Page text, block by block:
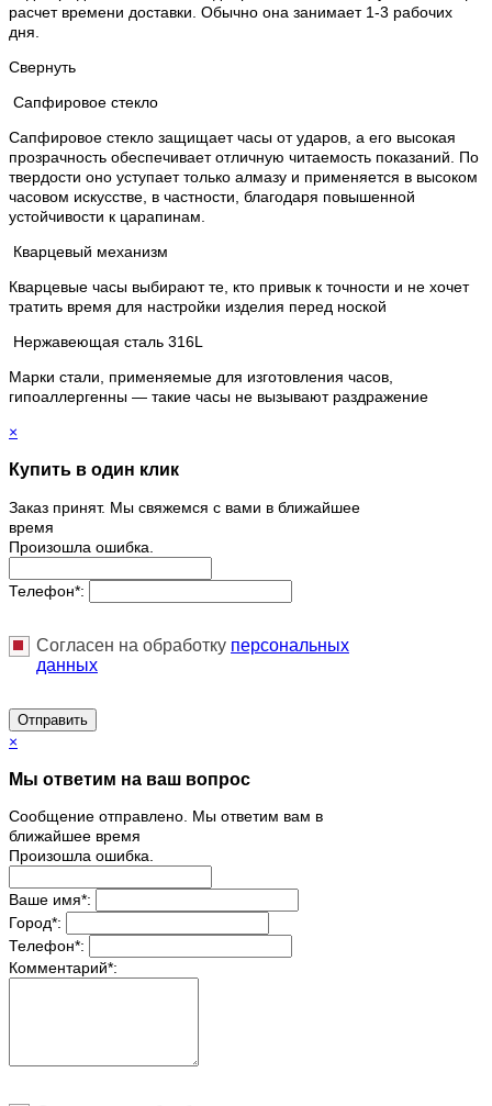
расчет времени доставки. Обычно она занимает 1-3 рабочих
дня.
Свернуть
Сапфировое стекло
Сапфировое стекло защищает часы от ударов, а его высокая
прозрачность обеспечивает отличную читаемость показаний. По
твердости оно уступает только алмазу и применяется в высоком
часовом искусстве, в частности, благодаря повышенной
устойчивости к царапинам.
Кварцевый механизм
Кварцевые часы выбирают те, кто привык к точности и не хочет
тратить время для настройки изделия перед ноской
Нержавеющая сталь 316L
Марки стали, применяемые для изготовления часов,
гипоаллергенны — такие часы не вызывают раздражение
×
Купить в один клик
Заказ принят. Мы свяжемся с вами в ближайшее
время
Произошла ошибка.
Телефон*:
Согласен на обработку персональныx
данных
Отправить
×
Мы ответим на ваш вопрос
Сообщение отправлено. Мы ответим вам в
ближайшее время
Произошла ошибка.
Ваше имя*:
Город*:
Телефон*:
Комментарий*: